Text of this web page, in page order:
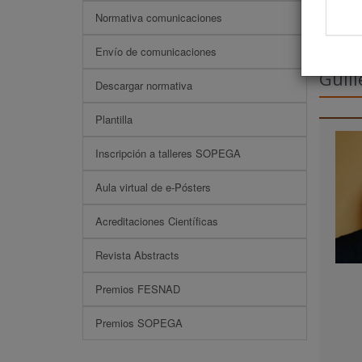
Normativa comunicaciones
Envío de comunicaciones
Descargar normativa
Plantilla
Inscripción a talleres SOPEGA
Aula virtual de e-Pósters
Acreditaciones Científicas
Revista Abstracts
Premios FESNAD
Premios SOPEGA